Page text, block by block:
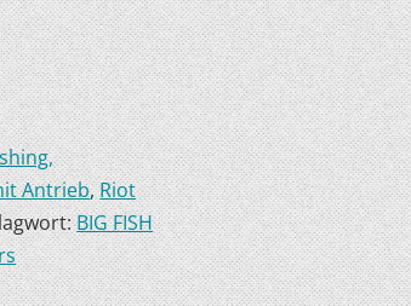
Antrieb,Riot
BIG FISH